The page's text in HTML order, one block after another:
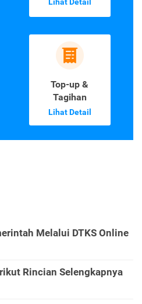
Top-up &
Tagihan
Lihat Detail
Melalui DTKS Online
Rincian Selengkapnya